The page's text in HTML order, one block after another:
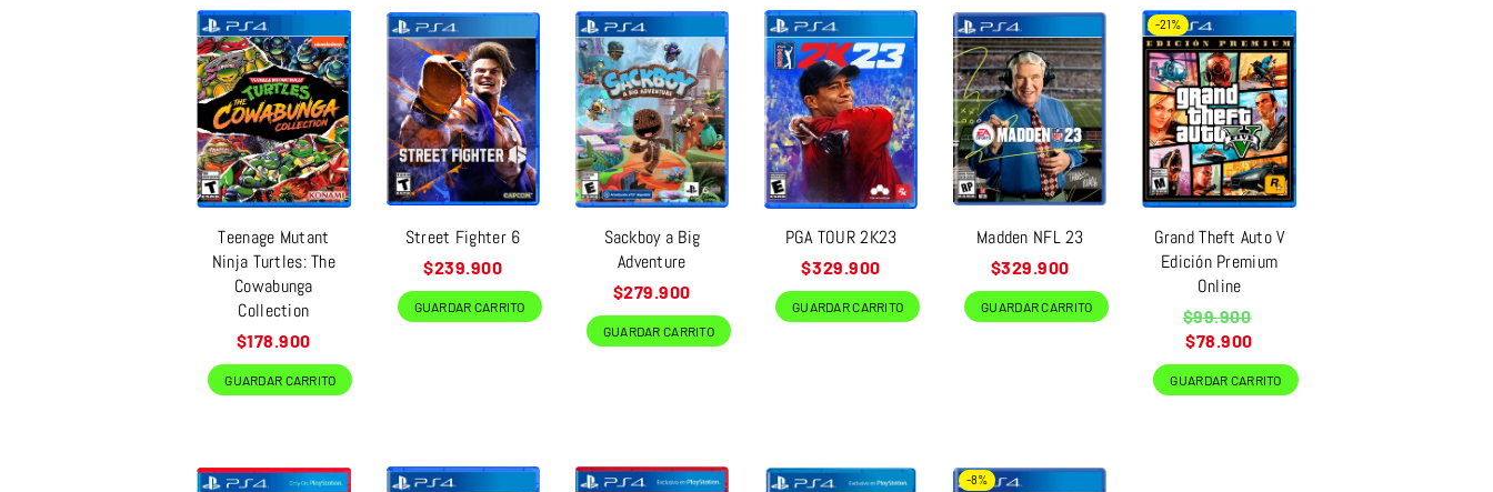
Teenage Mutant
Ninja Turtles: The
Cowabunga
Collection
Precio
$178.900
GUARDAR CARRITO
Street Fighter 6
Precio
$239.900
GUARDAR CARRITO
Sackboy a Big
Adventure
Precio
$279.900
GUARDAR CARRITO
PGA TOUR 2K23
Precio
$329.900
GUARDAR CARRITO
Madden NFL 23
Precio
$329.900
GUARDAR CARRITO
-21%
Grand Theft Auto V
Edición Premium
Online
Precio
habitual
$99.900
$78.900
GUARDAR CARRITO
-8%